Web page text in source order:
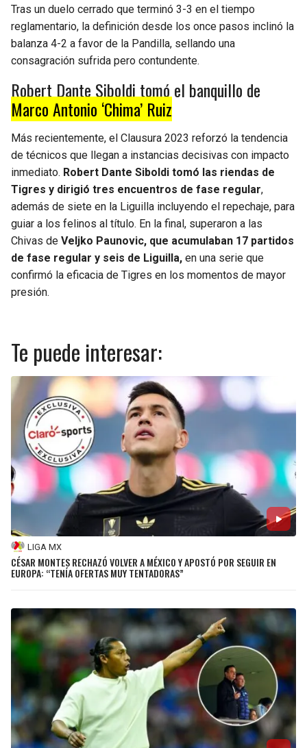
Tras un duelo cerrado que terminó 3-3 en el tiempo
reglamentario, la definición desde los once pasos inclinó la
balanza 4-2 a favor de la Pandilla, sellando una
consagración sufrida pero contundente.
Robert Dante Siboldi tomó el banquillo de
Marco Antonio ‘Chima’ Ruiz
Más recientemente, el Clausura 2023 reforzó la tendencia
de técnicos que llegan a instancias decisivas con impacto
inmediato. Robert Dante Siboldi tomó las riendas de
Tigres y dirigió tres encuentros de fase regular,
además de siete en la Liguilla incluyendo el repechaje, para
guiar a los felinos al título. En la final, superaron a las
Chivas de Veljko Paunovic, que acumulaban 17 partidos
de fase regular y seis de Liguilla, en una serie que
confirmó la eficacia de Tigres en los momentos de mayor
presión.
Te puede interesar:
LIGA MX
CÉSAR MONTES RECHAZÓ VOLVER A MÉXICO Y APOSTÓ POR SEGUIR EN
EUROPA: “TENÍA OFERTAS MUY TENTADORAS”